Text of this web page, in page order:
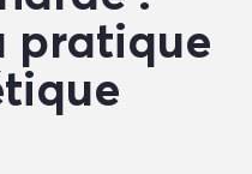
pratique